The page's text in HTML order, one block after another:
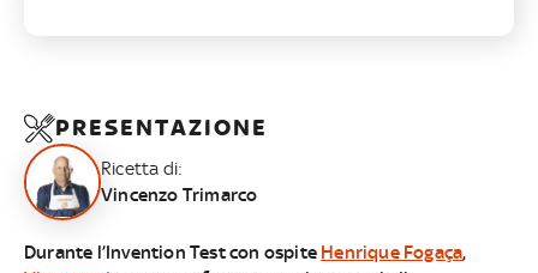
PRESENTAZIONE
Ricetta di:
Vincenzo Trimarco
Durante l’Invention Test con ospite Henrique Fogaça,